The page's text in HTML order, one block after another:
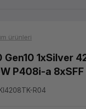
ürünleri
Gen10 1xSilver
P408i-a 8xSFF
R04